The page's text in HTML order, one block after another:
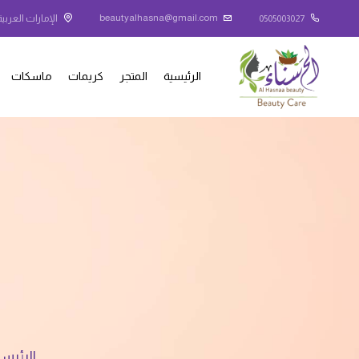
0505003027
beautyalhasna@gmail.com الإمارات
الرئيسية المتجر كريمات ماسكات